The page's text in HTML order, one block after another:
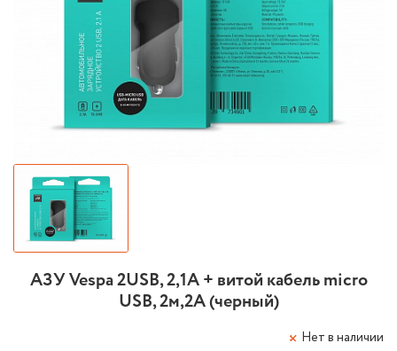
АЗУ Vespa 2USB, 2,1A + витой кабель micro
USB, 2м,2А (черный)
Нет в наличии